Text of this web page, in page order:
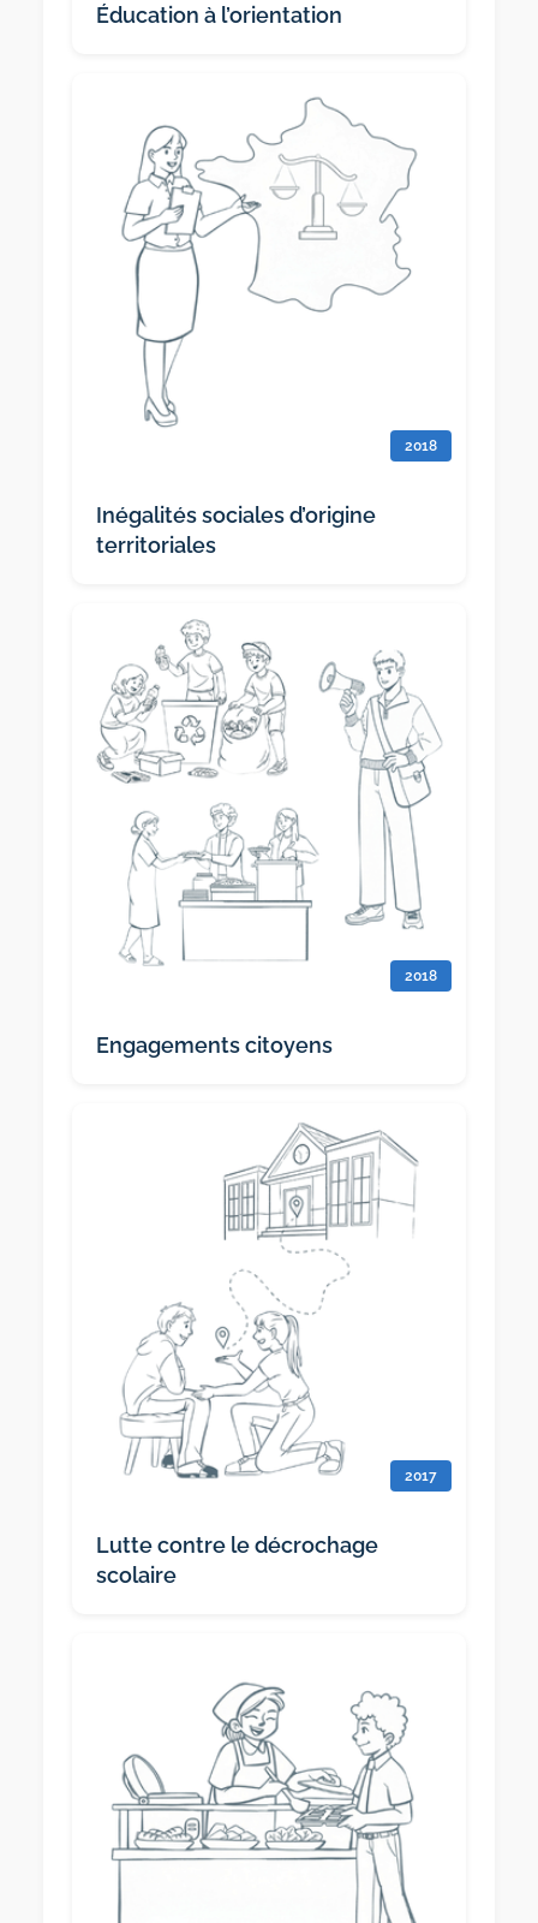
Éducation à l’orientation
2018
Inégalités sociales d’origine
territoriales
2018
Engagements citoyens
2017
Lutte contre le décrochage
scolaire